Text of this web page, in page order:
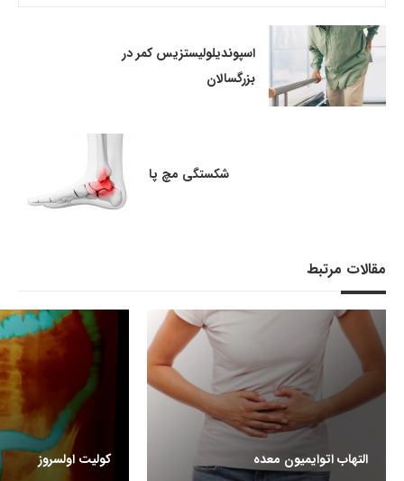
اسپوندیلولیستزیس کمر در
بزرگسالان
شکستگی مچ پا
مقالات مرتبط
التهاب اتوایمیون معده کولیت اولسروز